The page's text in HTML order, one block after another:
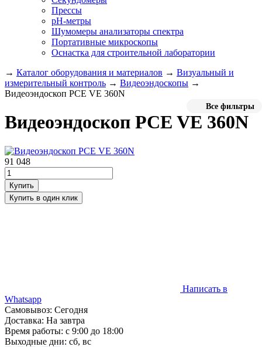
Прессы
pH-метры
Шумомеры анализаторы спектра
Портативные микроскопы
Оснастка для строительной лаборатории
→ Каталог оборудования и материалов → Визуальный и
измерительный контроль → Видеоэндоскопы →
Видеоэндоскоп PCE VE 360N
Все фильтры
Видеоэндоскоп PCE VE 360N
91 048
Написать в
Whatsapp
Самовывоз: Сегодня
Доставка: На завтра
Время работы: с 9:00 до 18:00
Выходные дни: сб, вс